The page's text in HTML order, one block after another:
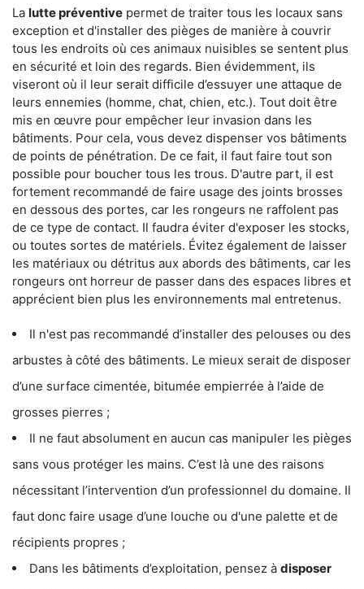
La lutte préventive permet de traiter tous les locaux sans
exception et d'installer des pièges de manière à couvrir
tous les endroits où ces animaux nuisibles se sentent plus
en sécurité et loin des regards. Bien évidemment, ils
viseront où il leur serait difficile d’essuyer une attaque de
leurs ennemies (homme, chat, chien, etc.). Tout doit être
mis en œuvre pour empêcher leur invasion dans les
bâtiments. Pour cela, vous devez dispenser vos bâtiments
de points de pénétration. De ce fait, il faut faire tout son
possible pour boucher tous les trous. D'autre part, il est
fortement recommandé de faire usage des joints brosses
en dessous des portes, car les rongeurs ne raffolent pas
de ce type de contact. Il faudra éviter d'exposer les stocks,
ou toutes sortes de matériels. Évitez également de laisser
les matériaux ou détritus aux abords des bâtiments, car les
rongeurs ont horreur de passer dans des espaces libres et
apprécient bien plus les environnements mal entretenus.
Il n'est pas recommandé d’installer des pelouses ou des
arbustes à côté des bâtiments. Le mieux serait de disposer
d’une surface cimentée, bitumée empierrée à l’aide de
grosses pierres ;
Il ne faut absolument en aucun cas manipuler les pièges
sans vous protéger les mains. C’est là une des raisons
nécessitant l’intervention d’un professionnel du domaine. Il
faut donc faire usage d’une louche ou d'une palette et de
récipients propres ;
Dans les bâtiments d’exploitation, pensez à disposer